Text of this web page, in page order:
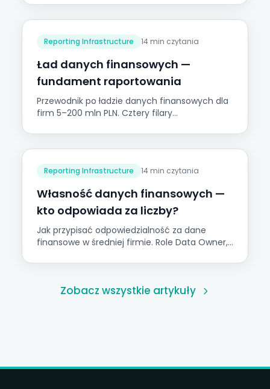
miesięcznego raportowania grupowego.
Odpowiedź leży w infrastrukturze, nie w
oprogramowaniu.
Reporting Infrastructure 14 min czytania
Ład danych finansowych —
fundament raportowania
Przewodnik po ładzie danych finansowych dla
firm 5–200 mln PLN. Cztery filary
Onetribe.
Reporting Infrastructure 14 min czytania
Własność danych finansowych —
kto odpowiada za liczby?
Jak przypisać odpowiedzialność za dane
finansowe w średniej firmie. Role Data Owner,
Zobacz wszystkie artykuły